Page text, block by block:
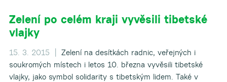
Zelení po celém kraji vyvěsili tibetské
vlajky
15. 3. 2015 |
Zelení na desítkách radnic, veřejných i
soukromých místech i letos 10. března vyvěsili tibetské
vlajky, jako symbol solidarity s tibetským lidem. Také v